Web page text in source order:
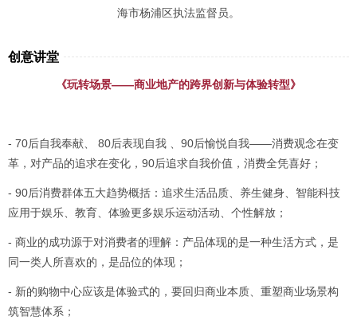
海市杨浦区执法监督员。
创意讲堂
《玩转场景——商业地产的跨界创新与体验转型》
- 70后自我奉献、 80后表现自我 、90后愉悦自我——消费观念在变
革，对产品的追求在变化，90后追求自我价值，消费全凭喜好；
- 90后消费群体五大趋势概括：追求生活品质、养生健身、智能科技
应用于娱乐、教育、体验更多娱乐运动活动、个性解放；
- 商业的成功源于对消费者的理解：产品体现的是一种生活方式，是
同一类人所喜欢的，是品位的体现；
- 新的购物中心应该是体验式的，要回归商业本质、重塑商业场景构
筑智慧体系；